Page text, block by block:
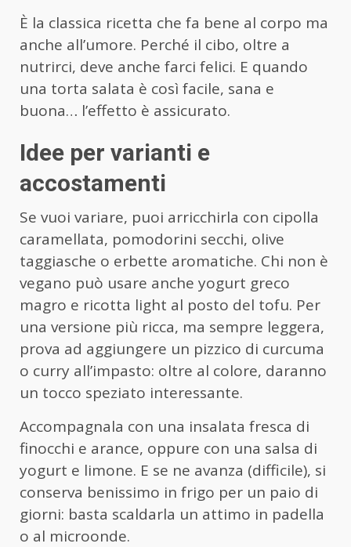
È la classica ricetta che fa bene al corpo ma
anche all’umore. Perché il cibo, oltre a
nutrirci, deve anche farci felici. E quando
una torta salata è così facile, sana e
buona… l’effetto è assicurato.
Idee per varianti e
accostamenti
Se vuoi variare, puoi arricchirla con cipolla
caramellata, pomodorini secchi, olive
taggiasche o erbette aromatiche. Chi non è
vegano può usare anche yogurt greco
magro e ricotta light al posto del tofu. Per
una versione più ricca, ma sempre leggera,
prova ad aggiungere un pizzico di curcuma
o curry all’impasto: oltre al colore, daranno
un tocco speziato interessante.
Accompagnala con una insalata fresca di
finocchi e arance, oppure con una salsa di
yogurt e limone. E se ne avanza (difficile), si
conserva benissimo in frigo per un paio di
giorni: basta scaldarla un attimo in padella
o al microonde.